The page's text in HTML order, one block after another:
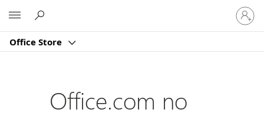
Office Store
Entre
em
sua
Office.com no